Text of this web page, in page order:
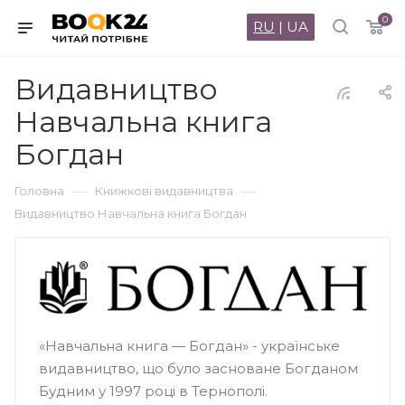
0
RU | UA
Видавництво
Навчальна книга
Богдан
Головна — Книжкові видавництва —
Видавництво Навчальна книга Богдан
«Навчальна книга — Богдан» - українське
видавництво, що було засноване Богданом
Будним у 1997 році в Тернополі.